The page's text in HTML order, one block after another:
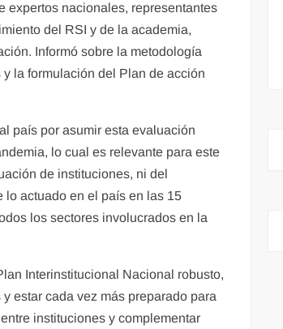
expertos nacionales, representantes
del RSI y de la academia,
Informó sobre la metodología
la formulación del Plan de acción
país por asumir esta evaluación
lo cual es relevante para este
de instituciones, ni del
actuado en el país en las 15
los sectores involucrados en la
Interinstitucional Nacional robusto,
estar cada vez más preparado para
instituciones y complementar